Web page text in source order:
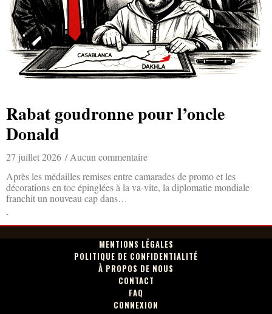
Rabat goudronne pour l’oncle
Donald
27 juillet 2026
Aucun commentaire
Après les médailles remises entre camarades de promo et les
décorations en toc épinglées à la va-vite, la diplomatie mondiale
franchit un nouveau cap dans…
MENTIONS LÉGALES
POLITIQUE DE CONFIDENTIALITÉ
À PROPOS DE NOUS
CONTACT
FAQ
CONNEXION